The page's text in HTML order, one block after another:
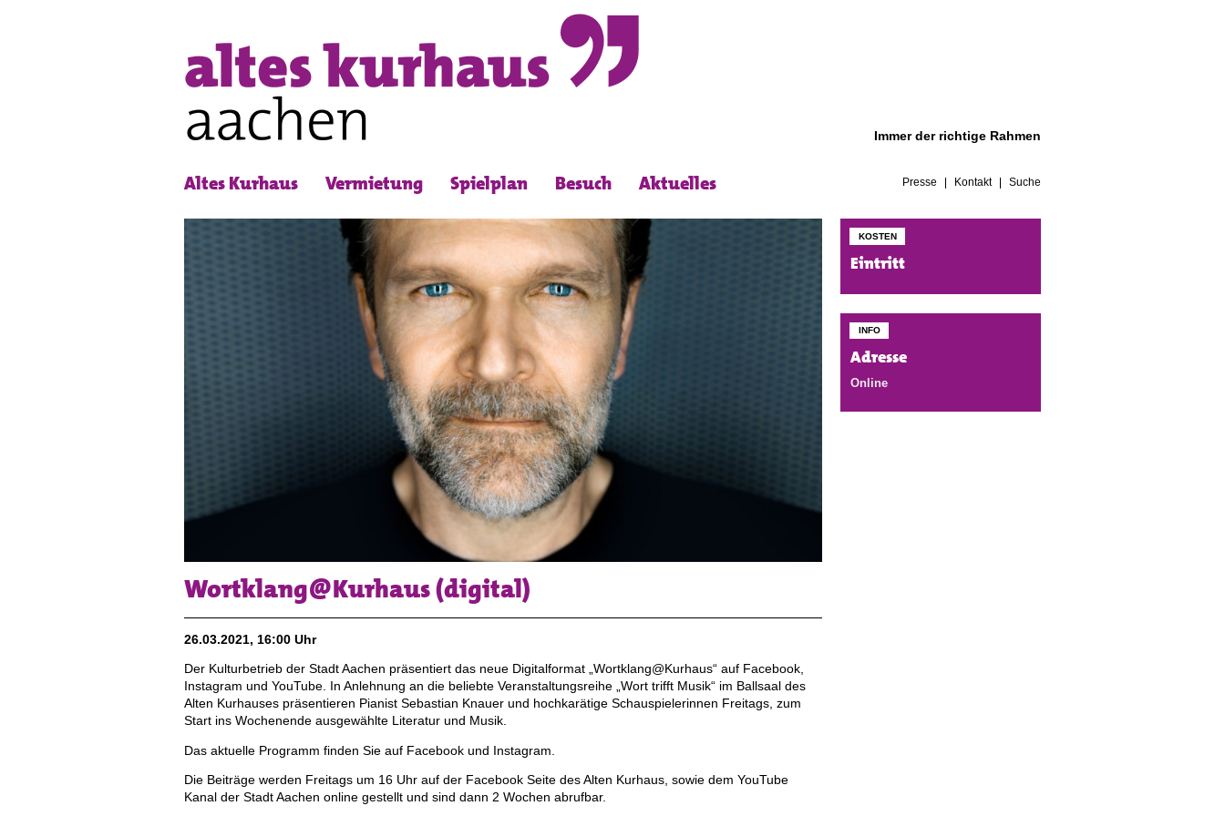
Immer der richtige Rahmen
Altes Kurhaus Vermietung Spielplan Besuch Aktuelles Presse Kontakt Suche
Wortklang@Kurhaus (digital)
26.03.2021, 16:00 Uhr
Der Kulturbetrieb der Stadt Aachen präsentiert das neue Digitalformat „Wortklang@Kurhaus“ auf Facebook,
Instagram und YouTube. In Anlehnung an die beliebte Veranstaltungsreihe „Wort trifft Musik“ im Ballsaal des
Alten Kurhauses präsentieren Pianist Sebastian Knauer und hochkarätige Schauspielerinnen Freitags, zum
Start ins Wochenende ausgewählte Literatur und Musik.
Das aktuelle Programm finden Sie auf Facebook und Instagram.
Die Beiträge werden Freitags um 16 Uhr auf der Facebook Seite des Alten Kurhaus, sowie dem YouTube
Kanal der Stadt Aachen online gestellt und sind dann 2 Wochen abrufbar.
KOSTEN
Eintritt
INFO
Adresse
Online